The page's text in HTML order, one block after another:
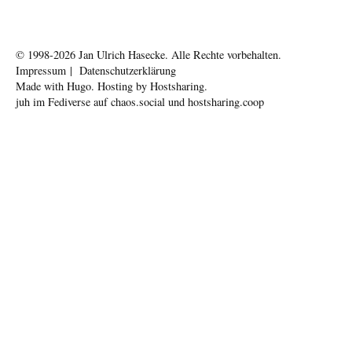
© 1998-2026 Jan Ulrich Hasecke. Alle Rechte vorbehalten.
Impressum | Datenschutzerklärung
Made with Hugo. Hosting by Hostsharing.
juh im Fediverse aufchaos.social und hostsharing.coop